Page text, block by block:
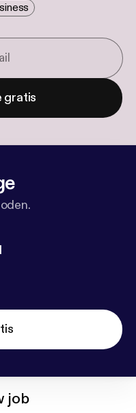
gratis
job